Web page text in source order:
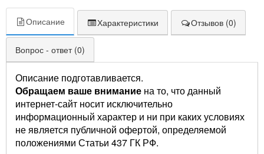
Описание Характеристики Отзывов (0)
Вопрос - ответ (0)
Описание подготавливается.
Обращаем ваше внимание на то, что данный
интернет-сайт носит исключительно
информационный характер и ни при каких условиях
не является публичной офертой, определяемой
положениями Статьи 437 ГК РФ.